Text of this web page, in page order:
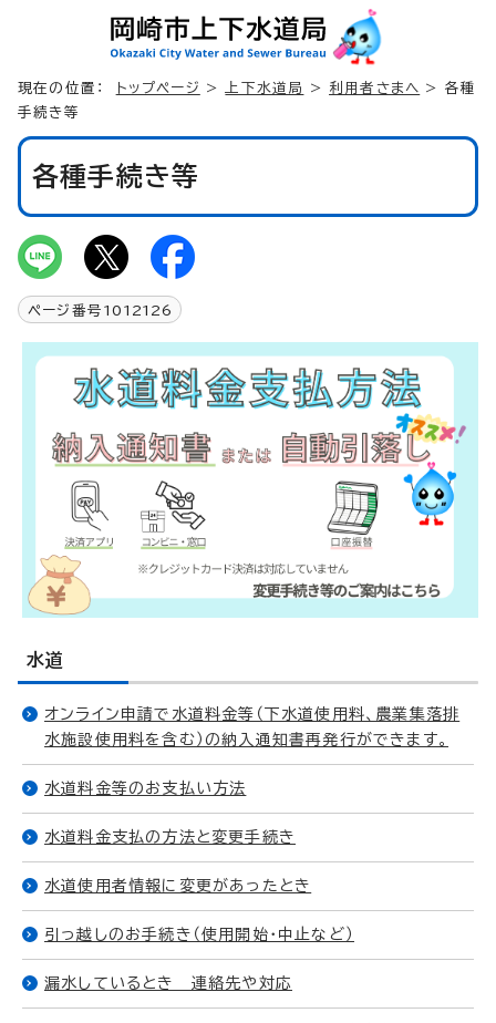
現在の位置： トップページ > 上下水道局 > 利用者さまへ > 各種
手続き等
各種手続き等
ページ番号 1012126
水道
オンライン申請で水道料金等（下水道使用料、農業集落排
水施設使用料を含む）の納入通知書再発行ができます。
水道料金等のお支払い方法
水道料金支払の方法と変更手続き
水道使用者情報に変更があったとき
引っ越しのお手続き（使用開始・中止など）
漏水しているとき 連絡先や対応